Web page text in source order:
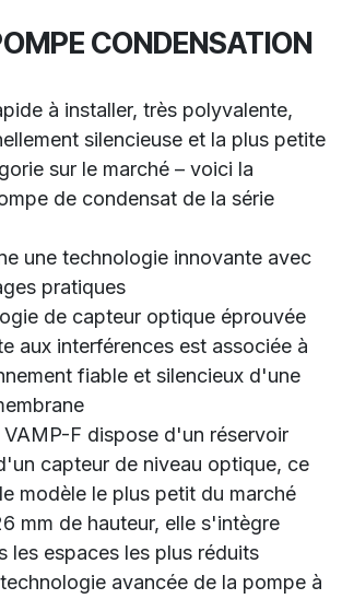
CONDENSATION
à installer, très polyvalente,
silencieuse et la plus petite
sur le marché – voici la
de condensat de la série
une technologie innovante avec
pratiques
de capteur optique éprouvée
aux interférences est associée à
fiable et silencieux d'une
VAMP-F dispose d'un réservoir
capteur de niveau optique, ce
modèle le plus petit du marché
mm de hauteur, elle s'intègre
les espaces les plus réduits
avancée de la pompe à